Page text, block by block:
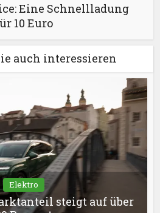
Eine Schnellladung
10 Euro
auch interessieren
Elektro
steigt auf über